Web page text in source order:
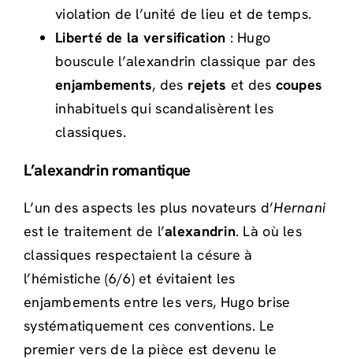
violation de l’unité de lieu et de temps.
Liberté de la versification : Hugo
bouscule l’alexandrin classique par des
enjambements, des rejets et des coupes
inhabituels qui scandalisèrent les
classiques.
L’alexandrin romantique
L’un des aspects les plus novateurs d’Hernani
est le traitement de l’alexandrin. Là où les
classiques respectaient la césure à
l’hémistiche (6/6) et évitaient les
enjambements entre les vers, Hugo brise
systématiquement ces conventions. Le
premier vers de la pièce est devenu le